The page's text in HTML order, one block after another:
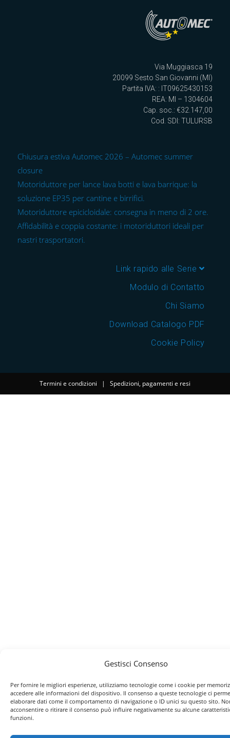
Gestisci Consenso
Per fornire le migliori esperienze, utilizziamo tecnologie come i cookie per
accedere alle informazioni del dispositivo. Il consenso a queste tecnologie ci
elaborare dati come il comportamento di navigazione o ID unici su questo sito.
acconsentire o ritirare il consenso può influire negativamente su alcune
funzioni.
Via Muggiasca 19
20099 Sesto San Giovanni (MI)
Partita IVA: : IT09625430153
REA: MI – 1304604
Cap. soc.: €32.147,00
Cod. SDI: TULURSB
Chiusura estiva Automec 2026 – Automec summer
closure
Motoriduttore per lance lava botti e lava barrique: la
soluzione EP35 per cantine e birrifici.
Motoriduttore epicicloidale: consegna in meno di 2 ore.
Affidabilità e coppia costante: i motoriduttori ideali per
nastri trasportatori.
Link rapido alle Serie
Modulo di Contatto
Chi Siamo
Download Catalogo PDF
Cookie Policy
Termini e condizioni | Spedizioni, pagamenti e resi